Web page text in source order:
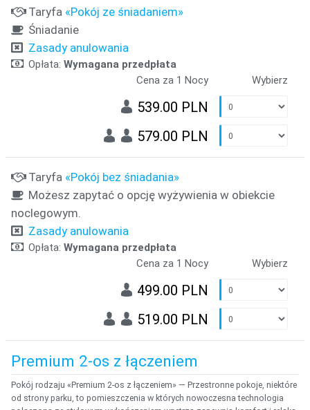
Taryfa «Pokój ze śniadaniem»
Śniadanie
Zasady anulowania
Opłata: Wymagana przedpłata
Cena za 1 Nocy
Wybierz
539.00 PLN
579.00 PLN
Taryfa «Pokój bez śniadania»
Możesz zapytać o opcję wyżywienia w obiekcie
noclegowym.
Zasady anulowania
Opłata: Wymagana przedpłata
Cena za 1 Nocy
Wybierz
499.00 PLN
519.00 PLN
Premium 2-os z łączeniem
Pokój rodzaju «Premium 2-os z łączeniem» — Przestronne pokoje, niektóre
od strony parku, to pomieszczenia w których nowoczesna technologia